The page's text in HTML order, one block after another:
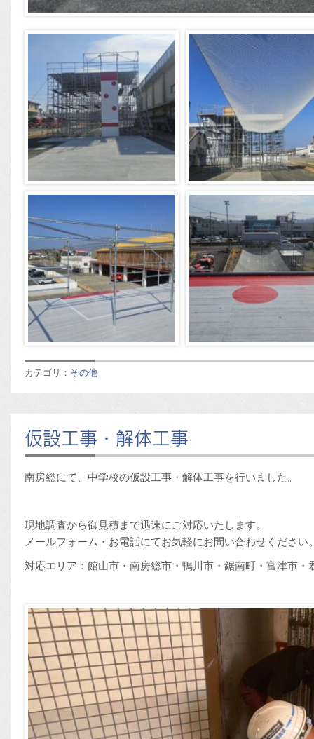
カテゴリ： その他
仮設工事・解体工事
南房総にて、中学校の仮設工事・解体工事を行いました。
現地調査から御見積まで迅速にご対応いたします。
メールフォーム・お電話にてお気軽にお問い合わせください
対応エリア：館山市・南房総市・鴨川市・鋸南町・富津市・